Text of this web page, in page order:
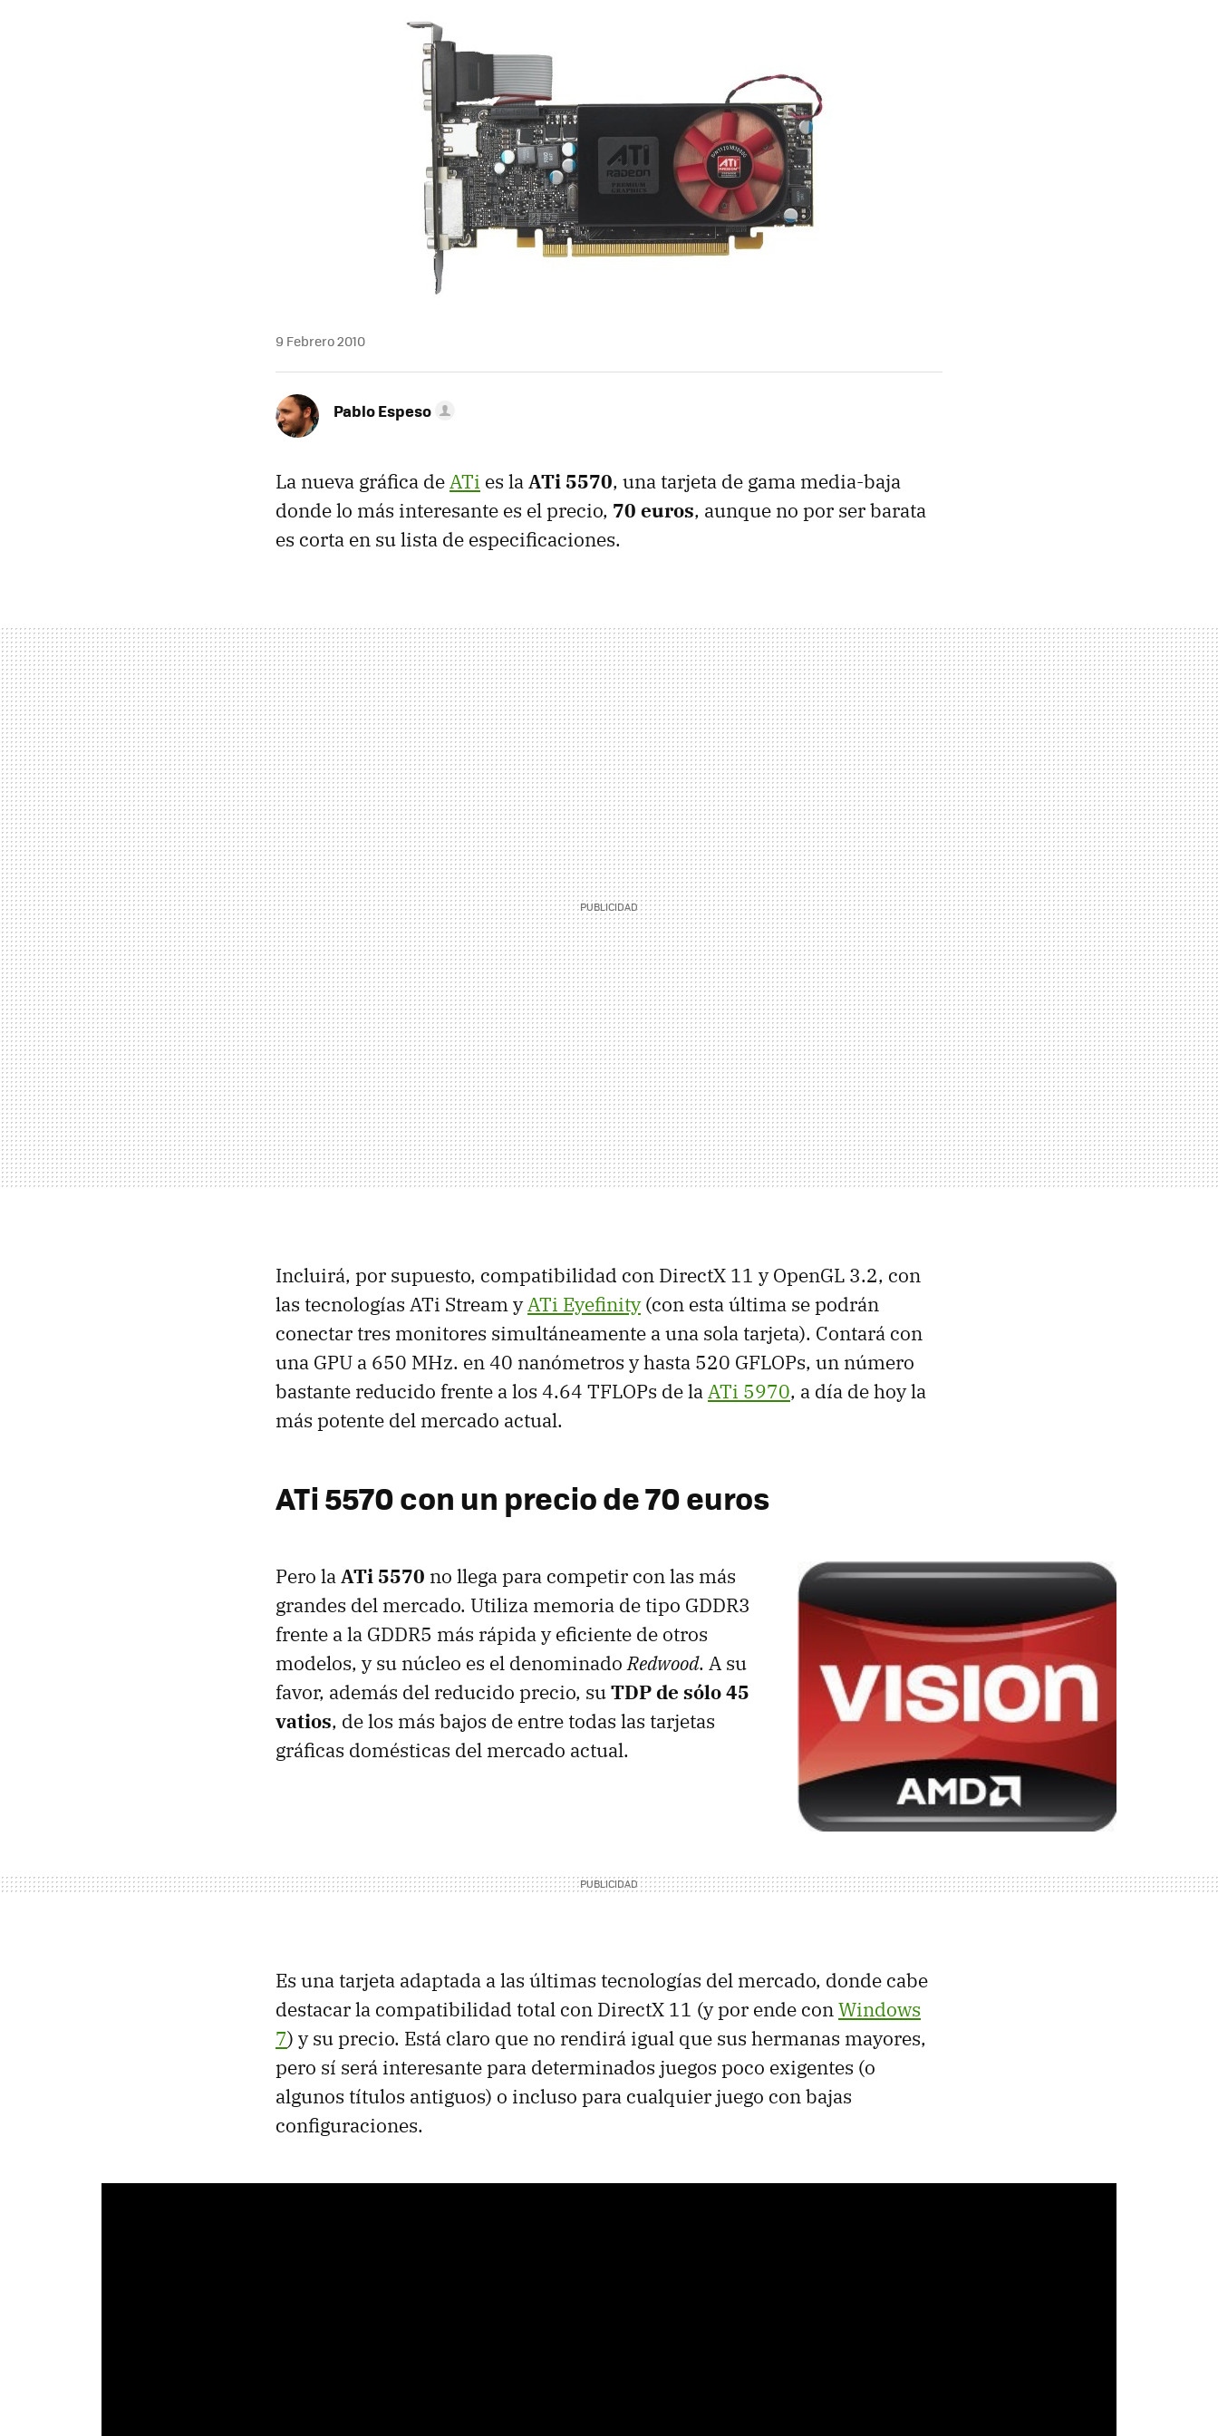
9 Febrero 2010
Pablo Espeso
La nueva gráfica deATi es laATi 5570, una tarjeta de gama media-baja
donde lo más interesante es el precio, 70 euros, aunque no por ser barata
es corta en su lista de especificaciones.
Incluirá, por supuesto, compatibilidad con DirectX 11 y OpenGL 3.2, con
las tecnologías ATi Stream yATi Eyefinity(con esta última se podrán
conectar tres monitores simultáneamente a una sola tarjeta). Contará con
una GPU a 650 MHz. en 40 nanómetros y hasta 520 GFLOPs, un número
bastante reducido frente a los 4.64 TFLOPs de laATi 5970, a día de hoy la
más potente del mercado actual.
ATi 5570 con un precio de 70 euros
Pero laATi 5570 no llega para competir con las más
grandes del mercado. Utiliza memoria de tipo GDDR3
frente a la GDDR5 más rápida y eficiente de otros
modelos, y su núcleo es el denominadoRedwood. A su
favor, además del reducido precio, suTDP de sólo 45
vatios, de los más bajos de entre todas las tarjetas
gráficas domésticas del mercado actual.
Es una tarjeta adaptada a las últimas tecnologías del mercado, donde cabe
destacar la compatibilidad total con DirectX 11 (y por ende conWindows
7) y su precio. Está claro que no rendirá igual que sus hermanas mayores,
pero sí será interesante para determinados juegos poco exigentes (o
algunos títulos antiguos) o incluso para cualquier juego con bajas
configuraciones.